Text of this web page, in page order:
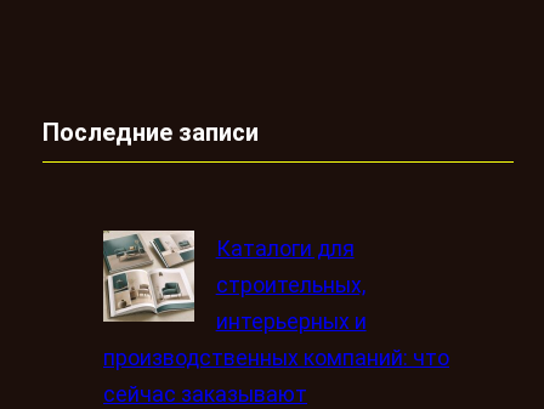
Последние записи
Каталоги для
строительных,
интерьерных и
производственных компаний: что
сейчас заказывают